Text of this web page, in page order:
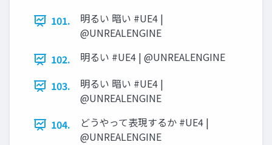
101.
明るい 暗い #UE4 |
@UNREALENGINE
102.
明るい #UE4 | @UNREALENGINE
103.
明るい 暗い #UE4 |
@UNREALENGINE
104.
どうやって表現するか #UE4 |
@UNREALENGINE